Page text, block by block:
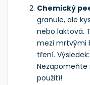
Chemický
granule, ale
nebo laktová.
mezi mrtvými
tření.
Nezapomeňte
použití!